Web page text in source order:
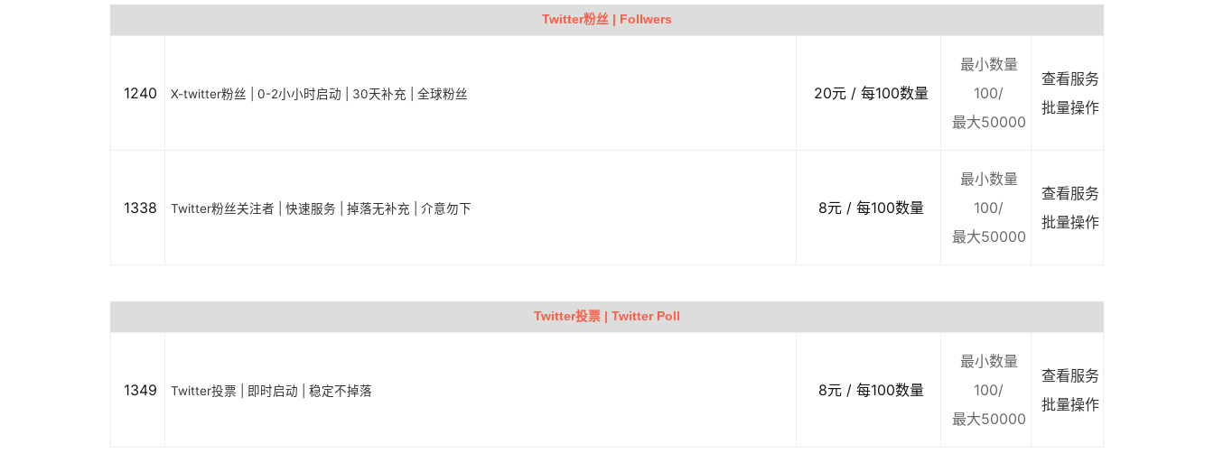
Twitter粉丝 | Follwers
1240 X-twitter粉丝 | 0-2小小时启动 | 30天补充 | 全球粉丝 20元 / 每100数量
最小数量
100/
最大50000
查看服务
批量操作
1338 Twitter粉丝关注者 | 快速服务 | 掉落无补充 | 介意勿下 8元 / 每100数量
最小数量
100/
最大50000
查看服务
批量操作
Twitter投票 | Twitter Poll
1349 Twitter投票 | 即时启动 | 稳定不掉落 8元 / 每100数量
最小数量
100/
最大50000
查看服务
批量操作